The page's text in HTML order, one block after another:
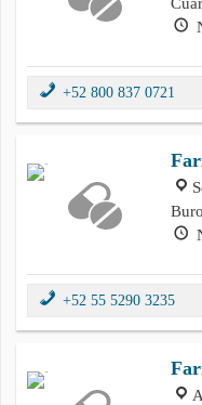
+52 800 837 0721
+52 55 5290 3235